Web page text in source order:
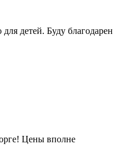
детей. Буду благодарен
Цены вполне